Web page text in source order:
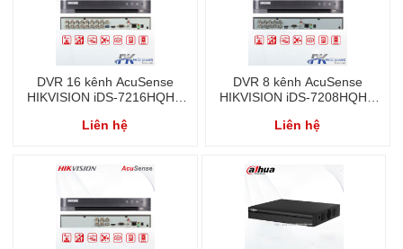
DVR 16 kênh AcuSense
HIKVISION iDS-7216HQHI-
Liên hệ
DVR 8 kênh AcuSense
HIKVISION iDS-7208HQHI-
Liên hệ